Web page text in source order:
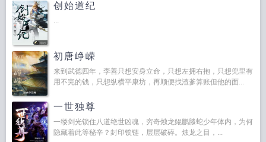
创始道纪
...
初唐峥嵘
来到武德四年，李善只想安身立命，只想左拥右抱，只想兜里有
用不完的钱，只想纵横平康坊，再顺便找渣爹算账但他的面...
一世独尊
一缕剑光锁住八道绝世凶魂，穷奇烛龙鲲鹏螣蛇少年体内，为何
隐藏着此等秘辛？封印锁链，层层破碎。烛龙之目，...